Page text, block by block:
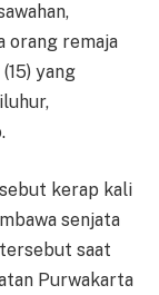
orang remaja
yang
kerap kali
senjata
saat
Purwakarta